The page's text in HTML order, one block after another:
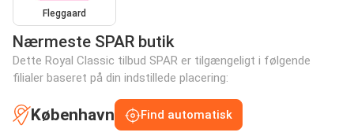
Fleggaard
Nærmeste SPAR butik
Dette Royal Classic tilbud SPAR er tilgængeligt i følgende
filialer baseret på din indstillede placering:
København Find automatisk